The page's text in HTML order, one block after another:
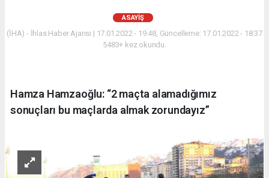
ASAYIŞ
(İHA) - İhlas Haber Ajansı | 17.01.2022 - 19:48, Güncelleme: 17.01.2022 - 18:37
5483+ kez okundu.
Hamza Hamzaoğlu: “2 maçta alamadığımız
sonuçları bu maçlarda almak zorundayız”